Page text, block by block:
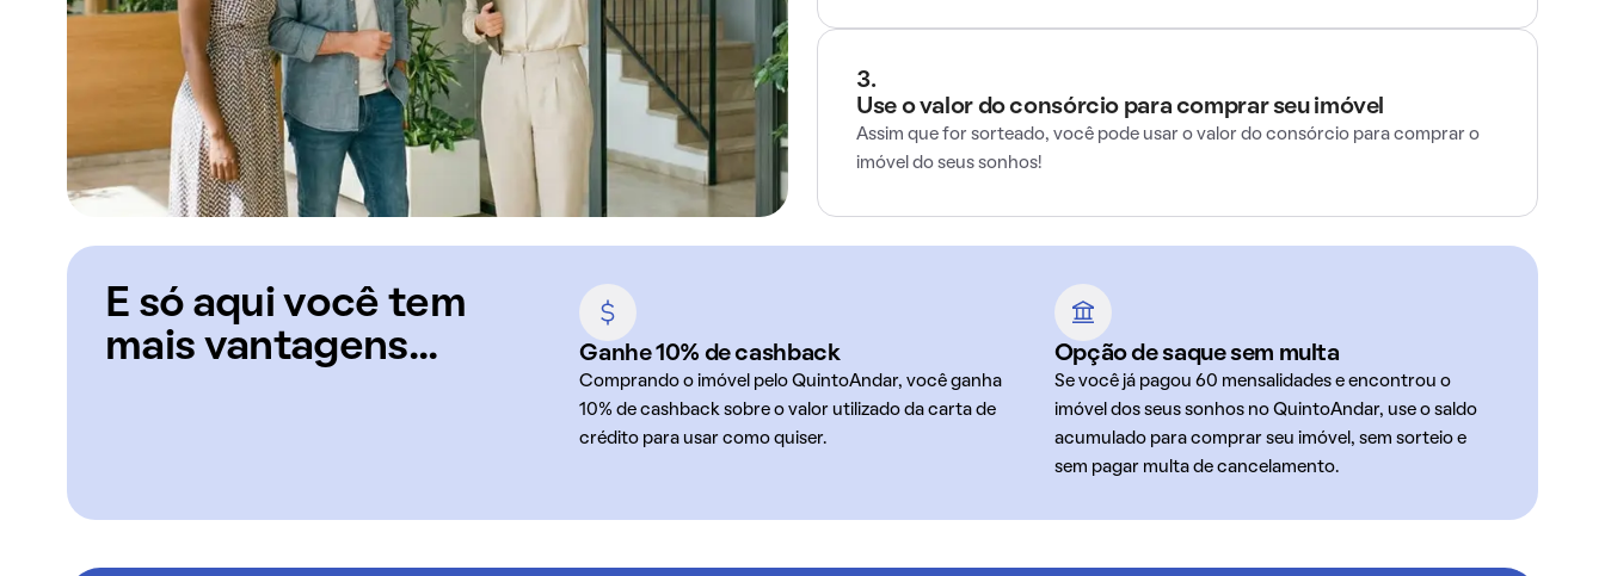
3.
Use o valor do consórcio para comprar seu imóvel
Assim que for sorteado, você pode usar o valor do consórcio para comprar o
imóvel do seus sonhos!
E só aqui você tem
mais vantagens...
Ganhe 10% de cashback
Comprando o imóvel pelo QuintoAndar, você ganha
10% de cashback sobre o valor utilizado da carta de
crédito para usar como quiser.
Opção de saque sem multa
Se você já pagou 60 mensalidades e encontrou o
imóvel dos seus sonhos no QuintoAndar, use o saldo
acumulado para comprar seu imóvel, sem sorteio e
sem pagar multa de cancelamento.